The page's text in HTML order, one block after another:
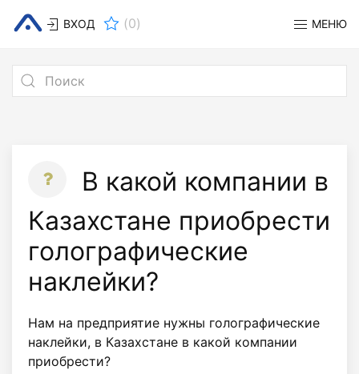
ВХОД (0) МЕНЮ
В какой компании в
Казахстане приобрести
голографические
наклейки?
Нам на предприятие нужны голографические
наклейки, в Казахстане в какой компании
приобрести?